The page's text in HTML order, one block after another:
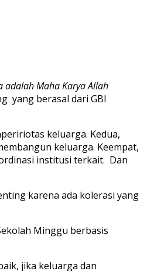
adalah Maha Karya Allah
yang berasal dari GBI
keluarga. Kedua,
keluarga. Keempat,
institusi terkait. Dan
karena ada kolerasi yang
Minggu berbasis
jika keluarga dan